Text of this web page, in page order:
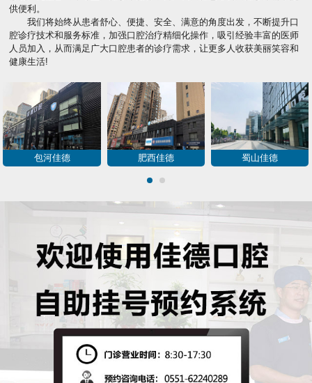
供便利。
我们将始终从患者舒心、便捷、安全、满意的角度出发，不断提升口
腔诊疗技术和服务标准，加强口腔治疗精细化操作，吸引经验丰富的医师
人员加入，从而满足广大口腔患者的诊疗需求，让更多人收获美丽笑容和
健康生活!
包河佳德 肥西佳德 蜀山佳德